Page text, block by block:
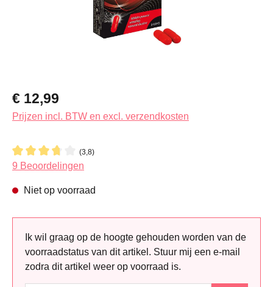
Normale prijs:
€ 12,99
Prijzen incl. BTW en excl. verzendkosten
(3,8)
Gemiddelde waardering van 3.7 van 5 sterren
9 Beoordelingen
Niet op voorraad
Ik wil graag op de hoogte gehouden worden van de
voorraadstatus van dit artikel. Stuur mij een e-mail
zodra dit artikel weer op voorraad is.